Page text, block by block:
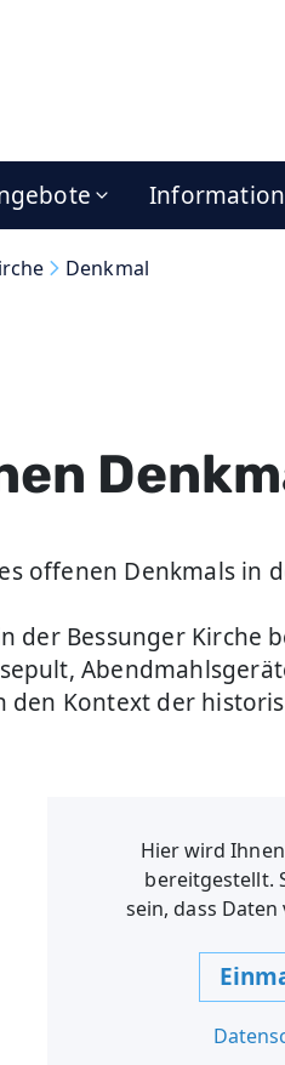
Denkmal
offenen Denkmals in
der Bessunger
den Kontext der
Hier wird
bereitgestellt.
sein, dass